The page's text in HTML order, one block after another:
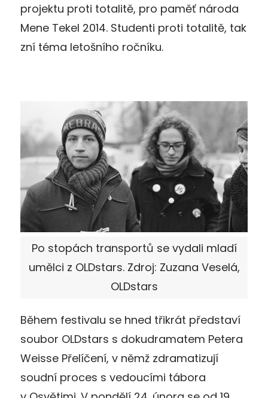
projektu proti totalitě, pro paměť národa
Mene Tekel 2014. Studenti proti totalitě, tak
zní téma letošního ročníku.
Po stopách transportů se vydali mladí
umělci z OLDstars. Zdroj: Zuzana Veselá,
OLDstars
Během festivalu se hned třikrát představí
soubor OLDstars s dokudramatem Petera
Weisse Přelíčení, v němž zdramatizují
soudní proces s vedoucími tábora